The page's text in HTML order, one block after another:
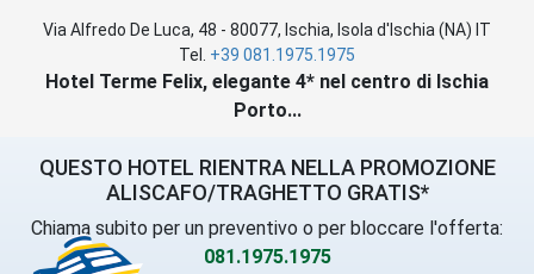
Via Alfredo De Luca, 48 - 80077, Ischia, Isola d'Ischia (NA) IT
Tel. +39 081.1975.1975
Hotel Terme Felix, elegante 4* nel centro di Ischia
Porto...
QUESTO HOTEL RIENTRA NELLA PROMOZIONE
ALISCAFO/TRAGHETTO GRATIS*
Chiama subito per un preventivo o per bloccare l'offerta:
081.1975.1975